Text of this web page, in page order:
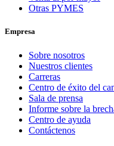
Otras PYMES
Empresa
Sobre nosotros
Nuestros clientes
Carreras
Centro de éxito del
Sala de prensa
Informe sobre la
Centro de ayuda
Contáctenos